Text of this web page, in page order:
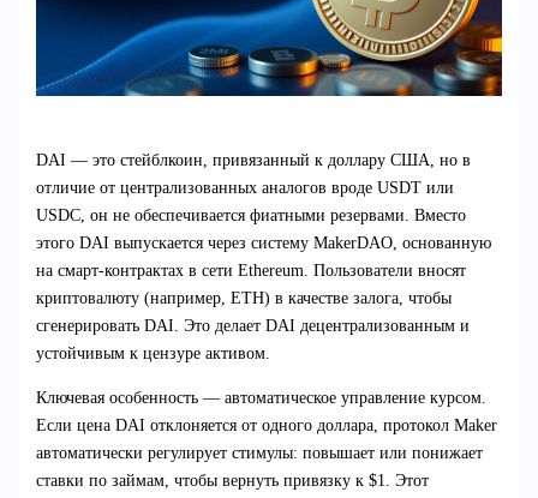
DAI — это стейблкоин, привязанный к доллару США, но в
отличие от централизованных аналогов вроде USDT или
USDC, он не обеспечивается фиатными резервами. Вместо
этого DAI выпускается через систему MakerDAO, основанную
на смарт-контрактах в сети Ethereum. Пользователи вносят
криптовалюту (например, ETH) в качестве залога, чтобы
сгенерировать DAI. Это делает DAI децентрализованным и
устойчивым к цензуре активом.
Ключевая особенность — автоматическое управление курсом.
Если цена DAI отклоняется от одного доллара, протокол Maker
автоматически регулирует стимулы: повышает или понижает
ставки по займам, чтобы вернуть привязку к $1. Этот